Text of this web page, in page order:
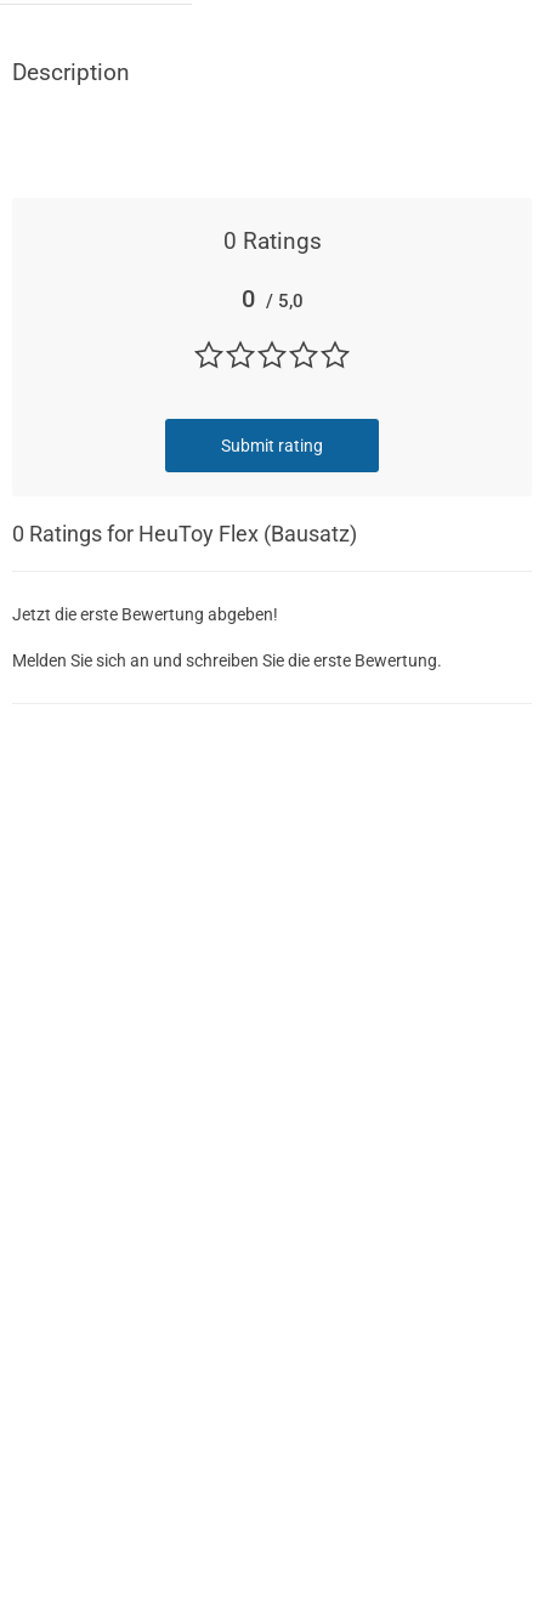
Description
0 Ratings
0 / 5,0
Submit rating
0 Ratings for HeuToy Flex (Bausatz)
Jetzt die erste Bewertung abgeben!
Melden Sie sich an und schreiben Sie die erste Bewertung.